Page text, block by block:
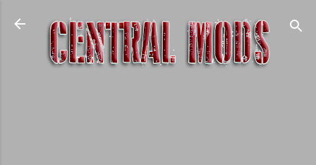
Pular para o conteúdo principal